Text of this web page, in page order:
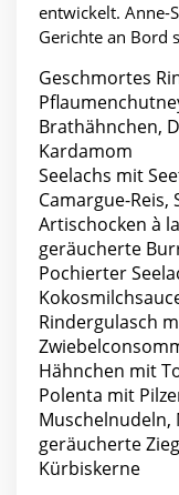
entwickelt. Anne-
Gerichte an Bord
Geschmortes
Brathähnchen,
Kardamom
Seelachs mit
Camargue-
Artischocken à
geräucherte
Pochierter
Rindergulasch
Hähnchen mit
Polenta mit
Muschelnudeln,
geräucherte
Kürbiskerne